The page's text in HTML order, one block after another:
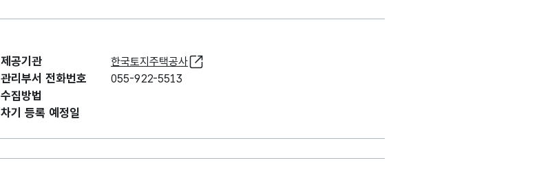
제공기관 한국토지주택공사
관리부서 전화번호 055-922-5513
수집방법
차기 등록 예정일